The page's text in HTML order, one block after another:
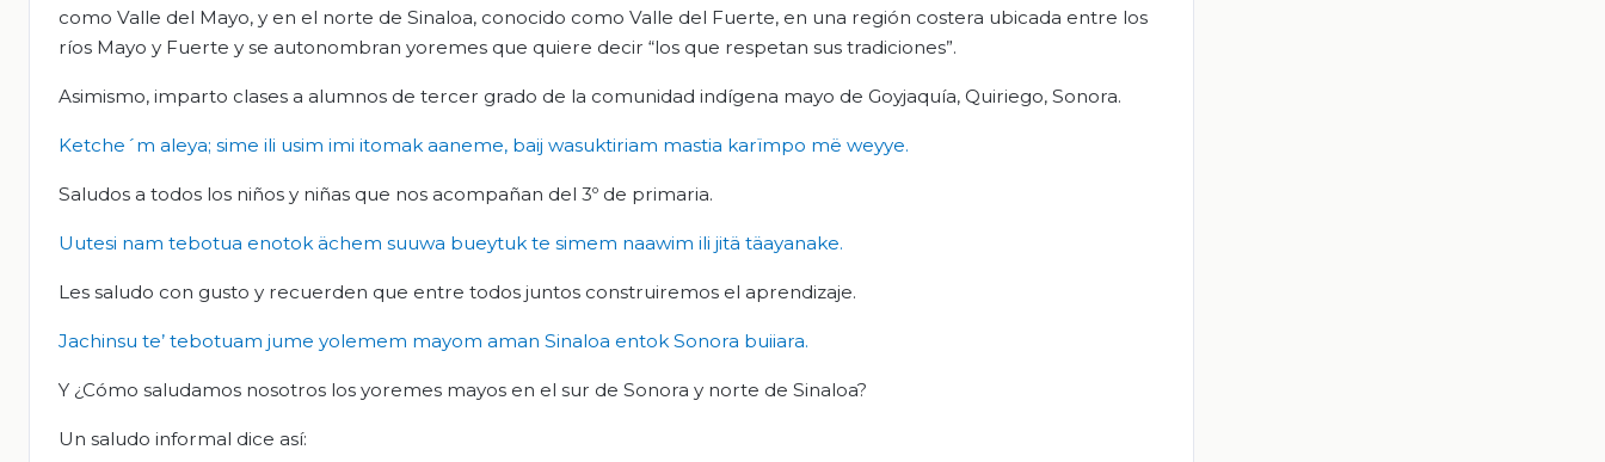
como Valle del Mayo, y en el norte de Sinaloa, conocido como Valle del Fuerte, en una región costera ubicada entre los
ríos Mayo y Fuerte y se autonombran yoremes que quiere decir “los que respetan sus tradiciones”.
Asimismo, imparto clases a alumnos de tercer grado de la comunidad indígena mayo de Goyjaquía, Quiriego, Sonora.
Ketche´m aleya; sime ili usim imi itomak aaneme, baij wasuktiriam mastia karïmpo më weyye.
Saludos a todos los niños y niñas que nos acompañan del 3º de primaria.
Uutesi nam tebotua enotok ächem suuwa bueytuk te simem naawim ili jitä täayanake.
Les saludo con gusto y recuerden que entre todos juntos construiremos el aprendizaje.
Jachinsu te’ tebotuam jume yolemem mayom aman Sinaloa entok Sonora buiiara.
Y ¿Cómo saludamos nosotros los yoremes mayos en el sur de Sonora y norte de Sinaloa?
Un saludo informal dice así: